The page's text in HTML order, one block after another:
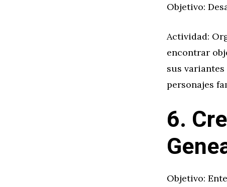
Objetivo:
Actividad:
encontrar
sus
personajes
6.
Objetivo: